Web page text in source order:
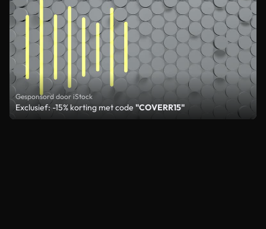
Gesponsord door iStock
Exclusief: -15% korting met code "COVERR15"